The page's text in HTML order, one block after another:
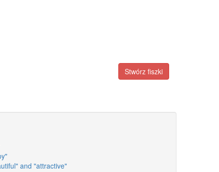
Stwórz fiszki
and "attractive"